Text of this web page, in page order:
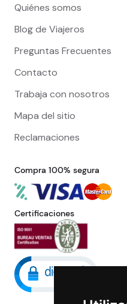
Quiénes somos
Blog de Viajeros
Preguntas Frecuentes
Contacto
Trabaja con nosotros
Mapa del sitio
Reclamaciones
Compra 100% segura
Certificaciones